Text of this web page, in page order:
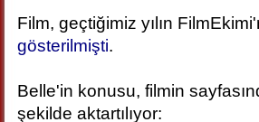
Film, geçtiğimiz yılın
gösterilmişti.
Belle'in konusu, filmin
şekilde aktartılıyor: